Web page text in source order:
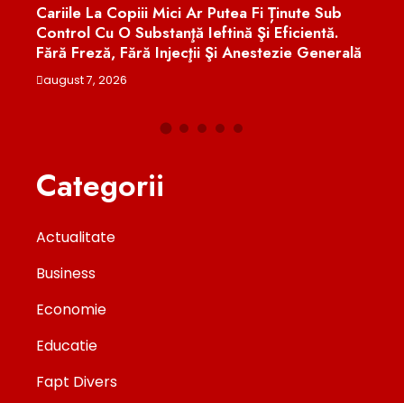
Cariile La Copiii Mici Ar Putea Fi Ținute Sub
Control Cu O Substanţă Ieftină Şi Eficientă.
Fără Freză, Fără Injecţii Şi Anestezie Generală
august 7, 2026
Categorii
Actualitate
Business
Economie
Educatie
Fapt Divers